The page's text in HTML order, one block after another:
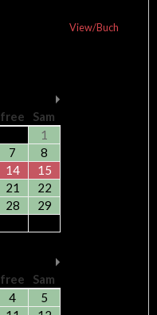
View/Buch
free
Sam
1
7
8
14
15
21
22
28
29
free
Sam
4
5